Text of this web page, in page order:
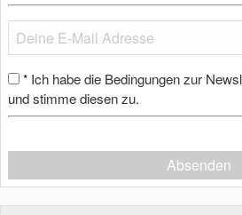
* Ich habe die Bedingungen zur
und stimme diesen zu.
Absenden